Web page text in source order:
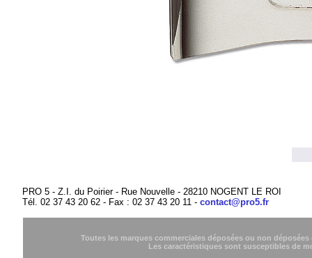
PRO 5 - Z.I. du Poirier - Rue Nouvelle - 28210 NOGENT LE ROI
Tél. 02 37 43 20 62 - Fax : 02 37 43 20 11 -contact@pro5.fr
Toutes les marques commerciales déposées ou non
Les caractéristiques sont susceptibles de